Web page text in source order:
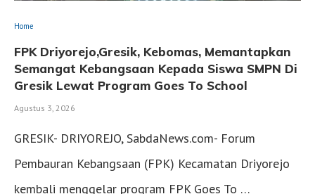
Home
FPK Driyorejo,Gresik, Kebomas, Memantapkan
Semangat Kebangsaan Kepada Siswa SMPN Di
Gresik Lewat Program Goes To School
Agustus 3, 2026
GRESIK- DRIYOREJO, SabdaNews.com- Forum
Pembauran Kebangsaan (FPK) Kecamatan Driyorejo
kembali menggelar program FPK Goes To …